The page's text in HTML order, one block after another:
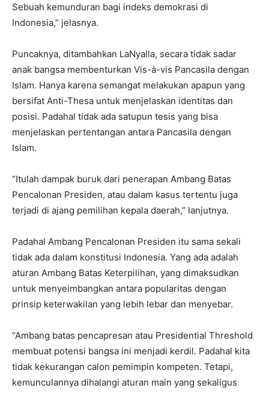
Sebuah kemunduran bagi indeks demokrasi di
Indonesia,” jelasnya.
Puncaknya, ditambahkan LaNyalla, secara tidak sadar
anak bangsa membenturkan Vis-à-vis Pancasila dengan
Islam. Hanya karena semangat melakukan apapun yang
bersifat Anti-Thesa untuk menjelaskan identitas dan
posisi. Padahal tidak ada satupun tesis yang bisa
menjelaskan pertentangan antara Pancasila dengan
Islam.
“Itulah dampak buruk dari penerapan Ambang Batas
Pencalonan Presiden, atau dalam kasus tertentu juga
terjadi di ajang pemilihan kepala daerah,” lanjutnya.
Padahal Ambang Pencalonan Presiden itu sama sekali
tidak ada dalam konstitusi Indonesia. Yang ada adalah
aturan Ambang Batas Keterpilihan, yang dimaksudkan
untuk menyeimbangkan antara popularitas dengan
prinsip keterwakilan yang lebih lebar dan menyebar.
“Ambang batas pencapresan atau Presidential Threshold
membuat potensi bangsa ini menjadi kerdil. Padahal kita
tidak kekurangan calon pemimpin kompeten. Tetapi,
kemunculannya dihalangi aturan main yang sekaligus